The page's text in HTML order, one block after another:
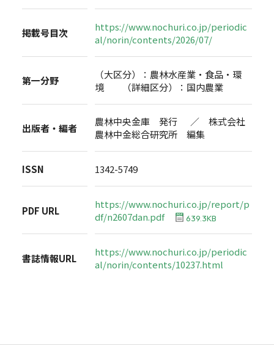
掲載号目次
https://www.nochuri.co.jp/periodic
al/norin/contents/2026/07/
第一分野
（大区分）：農林水産業・食品・環
境 （詳細区分）：国内農業
出版者・編者
農林中央金庫 発行 ／ 株式会社
農林中金総合研究所 編集
ISSN 1342-5749
PDF URL
https://www.nochuri.co.jp/report/p
df/n2607dan.pdf
639.3KB
書誌情報URL
https://www.nochuri.co.jp/periodic
al/norin/contents/10237.html